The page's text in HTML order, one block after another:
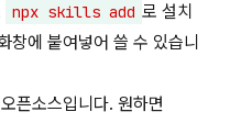
npx skills add 로 설치
창에 붙여넣어 쓸 수 있습니
픈소스입니다. 원하면